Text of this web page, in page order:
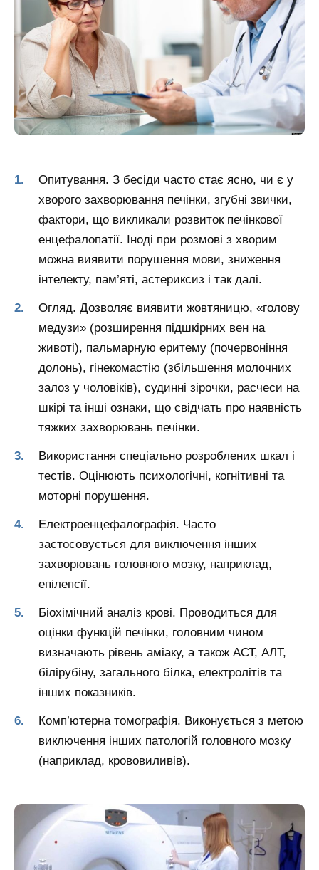
Опитування. З бесіди часто стає ясно, чи є у
хворого захворювання печінки, згубні звички,
фактори, що викликали розвиток печінкової
енцефалопатії. Іноді при розмові з хворим
можна виявити порушення мови, зниження
інтелекту, пам’яті, астериксиз і так далі.
Огляд. Дозволяє виявити жовтяницю, «голову
медузи» (розширення підшкірних вен на
животі), пальмарную еритему (почервоніння
долонь), гінекомастію (збільшення молочних
залоз у чоловіків), судинні зірочки, расчеси на
шкірі та інші ознаки, що свідчать про наявність
тяжких захворювань печінки.
Використання спеціально розроблених шкал і
тестів. Оцінюють психологічні, когнітивні та
моторні порушення.
Електроенцефалографія. Часто
застосовується для виключення інших
захворювань головного мозку, наприклад,
епілепсії.
Біохімічний аналіз крові. Проводиться для
оцінки функцій печінки, головним чином
визначають рівень аміаку, а також АСТ, АЛТ,
білірубіну, загального білка, електролітів та
інших показників.
Комп’ютерна томографія. Виконується з метою
виключення інших патологій головного мозку
(наприклад, крововиливів).